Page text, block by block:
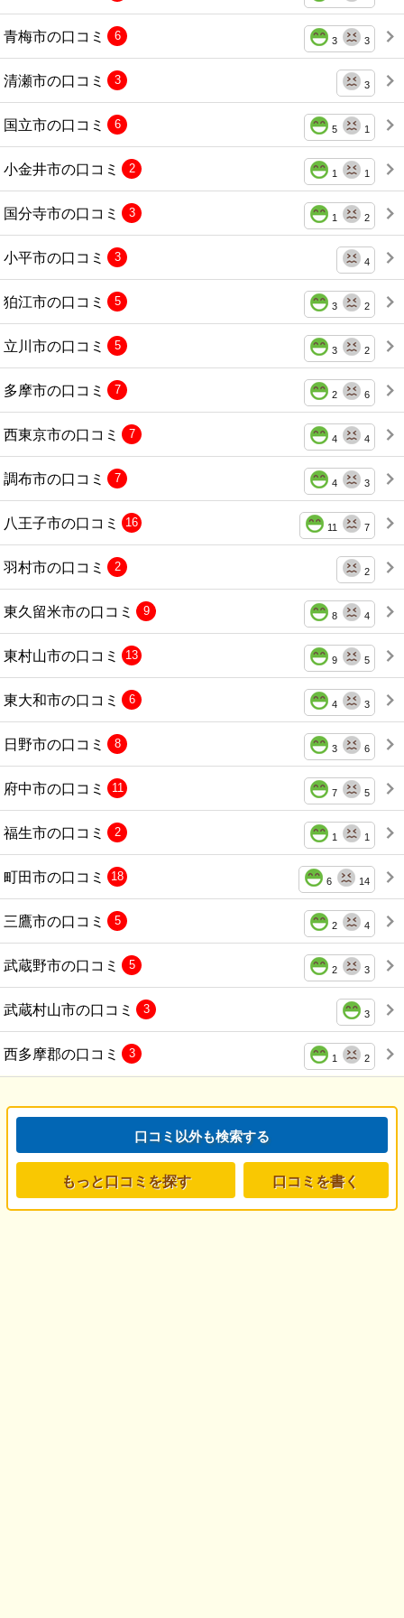
青梅市の口コミ 3 3
6
清瀬市の口コミ 3
3
国立市の口コミ 5 1
6
小金井市の口コミ 1 1
2
国分寺市の口コミ 1 2
3
小平市の口コミ 4
3
狛江市の口コミ 3 2
5
立川市の口コミ 3 2
5
多摩市の口コミ 2 6
7
西東京市の口コミ 4 4
7
調布市の口コミ 4 3
7
八王子市の口コミ 11 7
16
羽村市の口コミ 2
2
東久留米市の口コミ 8 4
9
東村山市の口コミ 9 5
13
東大和市の口コミ 4 3
6
日野市の口コミ 3 6
8
府中市の口コミ 7 5
11
福生市の口コミ 1 1
2
町田市の口コミ 6 14
18
三鷹市の口コミ 2 4
5
武蔵野市の口コミ 2 3
5
武蔵村山市の口コミ 3
3
西多摩郡の口コミ 1 2
3
口コミ以外も検索する
もっと口コミを探す 口コミを書く